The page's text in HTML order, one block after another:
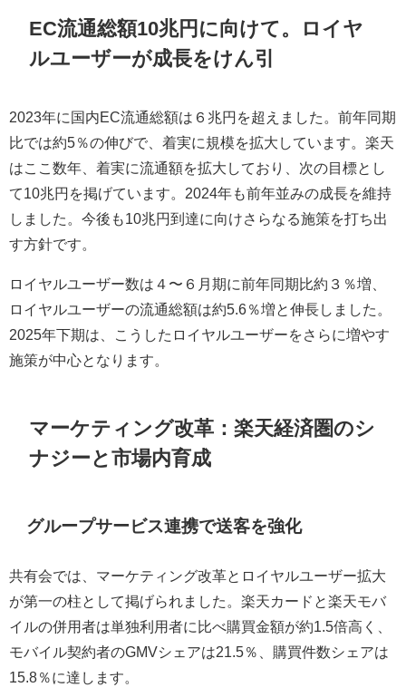
EC流通総額10兆円に向けて。ロイヤ
ルユーザーが成長をけん引
2023年に国内EC流通総額は６兆円を超えました。前年同期
比では約5％の伸びで、着実に規模を拡大しています。楽天
はここ数年、着実に流通額を拡大しており、次の目標とし
て10兆円を掲げています。2024年も前年並みの成長を維持
しました。今後も10兆円到達に向けさらなる施策を打ち出
す方針です。
ロイヤルユーザー数は４〜６月期に前年同期比約３％増、
ロイヤルユーザーの流通総額は約5.6％増と伸長しました。
2025年下期は、こうしたロイヤルユーザーをさらに増やす
施策が中心となります。
マーケティング改革：楽天経済圏のシ
ナジーと市場内育成
グループサービス連携で送客を強化
共有会では、マーケティング改革とロイヤルユーザー拡大
が第一の柱として掲げられました。楽天カードと楽天モバ
イルの併用者は単独利用者に比べ購買金額が約1.5倍高く、
モバイル契約者のGMVシェアは21.5％、購買件数シェアは
15.8％に達します。